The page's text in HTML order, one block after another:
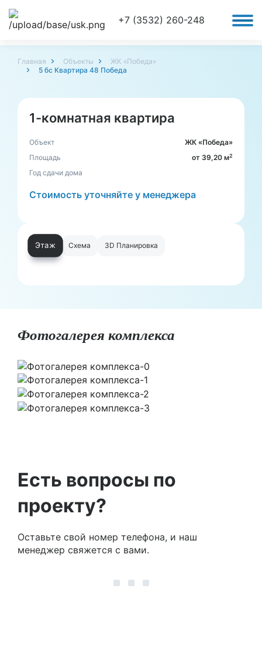
+7 (3532) 260-248
Главная Объекты
ЖК «Победа»
5 бс Квартира 48 Победа
Этаж Схема 3D Планировка
1-комнатная квартира
Объект
ЖК «Победа»
Площадь
от 39,20 м2
Год сдачи дома
Стоимость уточняйте у менеджера
Фотогалерея комплекса
Есть вопросы по
проекту?
Оставьте свой номер телефона, и наш
менеджер свяжется с вами.